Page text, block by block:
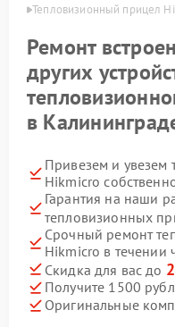
Тепловизионный прицел
Ремонт
других
в
Привезем и увезем
Hikmicro
Гарантия на наши
тепловизионных
Срочный ремонт
Hikmicro в течении
Скидка для вас до
Получите 1500
Оригинальные